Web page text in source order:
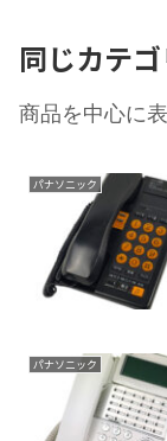
同じカテ
商品を中心に
パナソニック
パナソニック